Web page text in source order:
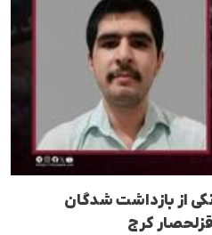
از بازداشت شدگان
کرج